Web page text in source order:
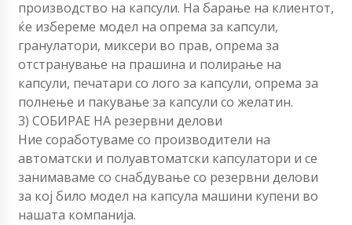
производство на капсули. На барање на клиентот,
ќе избереме модел на опрема за капсули,
гранулатори, миксери во прав, опрема за
отстранување на прашина и полирање на
капсули, печатари со лого за капсули, опрема за
полнење и пакување за капсули со желатин.
3) СОБИРАЕ НА резервни делови
Ние соработуваме со производители на
автоматски и полуавтоматски капсулатори и се
занимаваме со снабдување со резервни делови
за кој било модел на капсула машини купени во
нашата компанија.